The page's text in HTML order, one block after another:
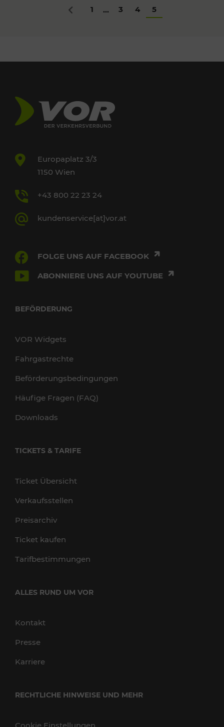
Zurück
1 ... 3 4 5
Europaplatz 3/3
1150 Wien
+43 800 22 23 24
kundenservice[at]vor.at
FOLGE UNS AUF FACEBOOK
ABONNIERE UNS AUF YOUTUBE
BEFÖRDERUNG
VOR Widgets
Fahrgastrechte
Beförderungsbedingungen
Häufige Fragen (FAQ)
Downloads
TICKETS & TARIFE
Ticket Übersicht
Verkaufsstellen
Preisarchiv
Ticket kaufen
Tarifbestimmungen
ALLES RUND UM VOR
Kontakt
Presse
Karriere
RECHTLICHE HINWEISE UND MEHR